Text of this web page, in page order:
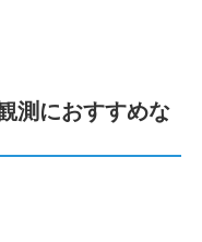
測におすすめな